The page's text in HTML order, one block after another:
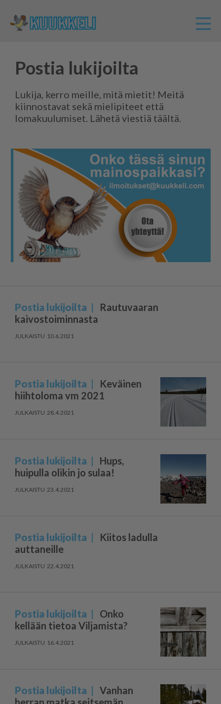
Postia lukijoilta
Lukija, kerro meille, mitä mietit! Meitä
kiinnostavat sekä mielipiteet että
lomakuulumiset. Lähetä viestiä täältä.
Postia lukijoilta
Rautuvaaran
kaivostoiminnasta
10.6.2021
Postia lukijoilta
Keväinen
hiihtoloma vm 2021
28.4.2021
Postia lukijoilta
Hups,
huipulla olikin jo sulaa!
23.4.2021
Postia lukijoilta
Kiitos ladulla
auttaneille
22.4.2021
Postia lukijoilta
Onko
kellään tietoa Viljamista?
16.4.2021
Postia lukijoilta
Vanhan